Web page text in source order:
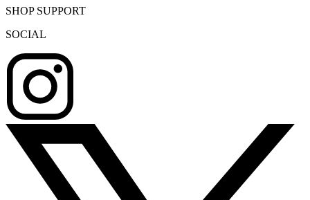
SHOP SUPPORT
SOCIAL